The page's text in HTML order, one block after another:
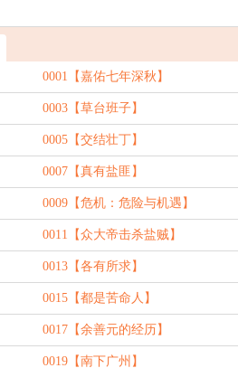
0001【嘉佑七年深秋】
0003【草台班子】
0005【交结壮丁】
0007【真有盐匪】
0009【危机：危险与机遇】
0011【众大帝击杀盐贼】
0013【各有所求】
0015【都是苦命人】
0017【余善元的经历】
0019【南下广州】